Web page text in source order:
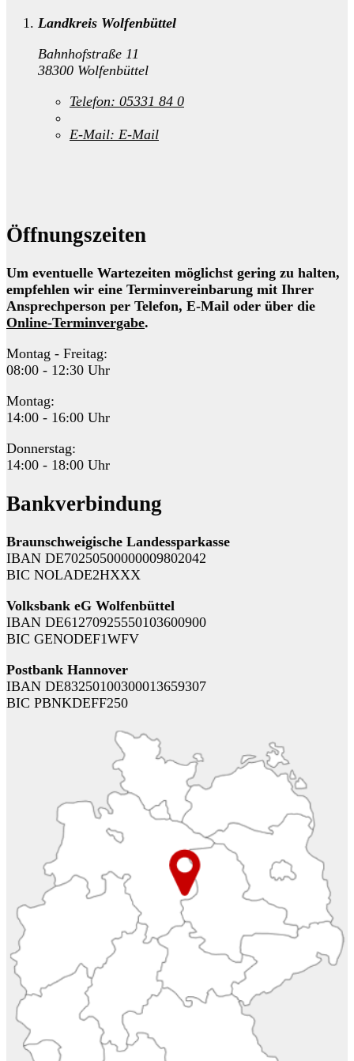
Landkreis Wolfenbüttel
Bahnhofstraße 11
38300 Wolfenbüttel
Telefon: 05331 84 0
E-Mail: E-Mail
Öffnungszeiten
Um eventuelle Wartezeiten möglichst gering zu halten,
empfehlen wir eine Terminvereinbarung mit Ihrer
Ansprechperson per Telefon, E-Mail oder über die
Online-Terminvergabe.
Montag - Freitag:
08:00 - 12:30 Uhr
Montag:
14:00 - 16:00 Uhr
Donnerstag:
14:00 - 18:00 Uhr
Bankverbindung
Braunschweigische Landessparkasse
IBAN DE70250500000009802042
BIC NOLADE2HXXX
Volksbank eG Wolfenbüttel
IBAN DE61270925550103600900
BIC GENODEF1WFV
Postbank Hannover
IBAN DE83250100300013659307
BIC PBNKDEFF250